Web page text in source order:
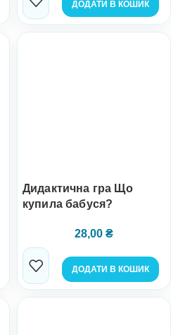
ДОДАТИ В КОШИК
Дидактична гра Що
купила бабуся?
28,00 ₴
ДОДАТИ В КОШИК